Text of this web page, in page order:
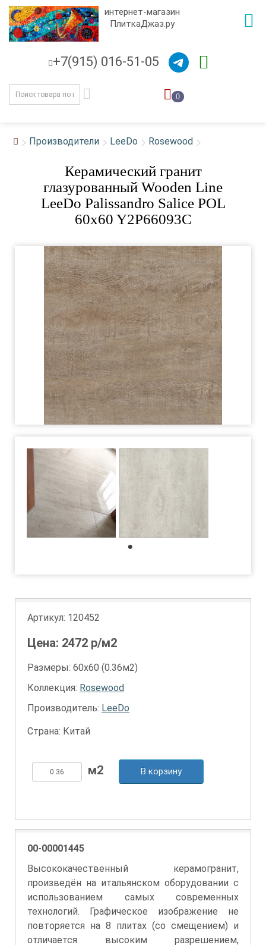
интернет-магазин
ПлиткаДжаз.ру
+7(915) 016-51-05
0
Производители LeeDo Rosewood
Керамический гранит
глазурованный Wooden Line
LeeDo Palissandro Salice POL
60x60 Y2P66093C
Артикул: 120452
Цена: 2472 р/м2
Размеры: 60х60 (0.36м2)
Коллекция: Rosewood
Производитель: LeeDo
Страна: Китай
В корзину
00-00001445
Высококачественный керамогранит,
произведён на итальянском оборудовании с
использованием самых современных
технологий. Графическое изображение не
повторяется на 8 плитах (со смещением) и
отличается высоким разрешением,